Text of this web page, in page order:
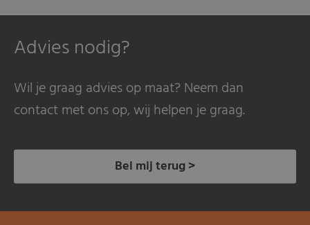
Advies nodig?
Wil je graag advies op maat? Neem dan
contact met ons op, wij helpen je graag.
Bel mij terug >